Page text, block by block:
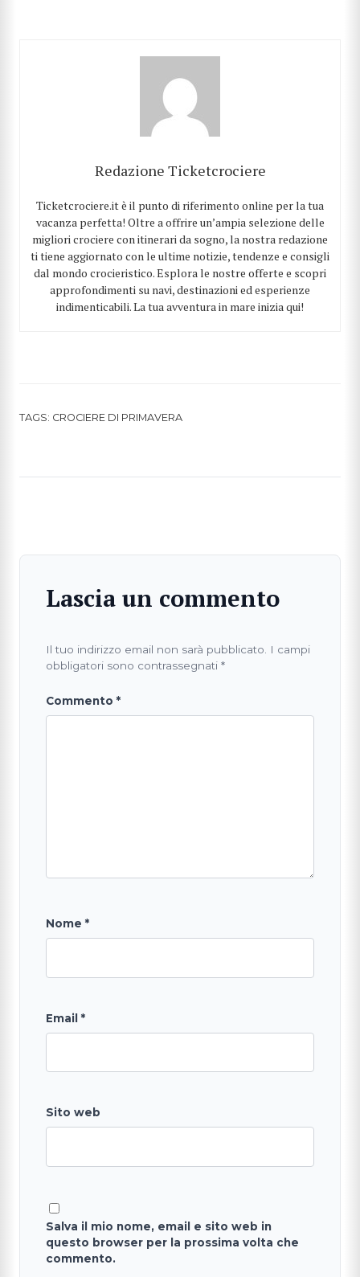
Redazione Ticketcrociere
Ticketcrociere.it è il punto di riferimento online per la tua
vacanza perfetta! Oltre a offrire un’ampia selezione delle
migliori crociere con itinerari da sogno, la nostra redazione
ti tiene aggiornato con le ultime notizie, tendenze e consigli
dal mondo crocieristico. Esplora le nostre offerte e scopri
approfondimenti su navi, destinazioni ed esperienze
indimenticabili. La tua avventura in mare inizia qui!
TAGS: CROCIERE DI PRIMAVERA
Lascia un commento
Il tuo indirizzo email non sarà pubblicato.
I campi
obbligatori sono contrassegnati *
Commento *
Nome *
Email *
Sito web
Salva il mio nome, email e sito web in
questo browser per la prossima volta che
commento.